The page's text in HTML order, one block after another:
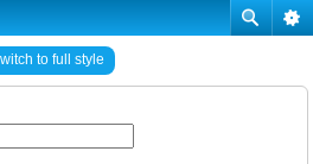
to full style